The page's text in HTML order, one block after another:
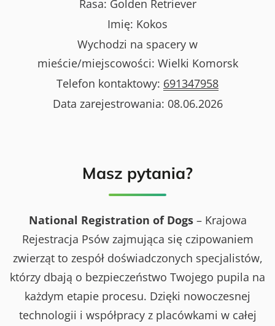
Rasa: Golden Retriever
Imię: Kokos
Wychodzi na spacery w
mieście/miejscowości: Wielki Komorsk
Telefon kontaktowy: 691347958
Data zarejestrowania: 08.06.2026
Masz pytania?
National Registration of Dogs– Krajowa
Rejestracja Psów zajmująca się czipowaniem
zwierząt to zespół doświadczonych specjalistów,
którzy dbają o bezpieczeństwo Twojego pupila na
każdym etapie procesu. Dzięki nowoczesnej
technologii i współpracy z placówkami w całej